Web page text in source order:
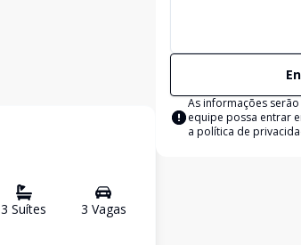
3 Suítes 3 Vagas
As informações
equipe possa entrar
a política de